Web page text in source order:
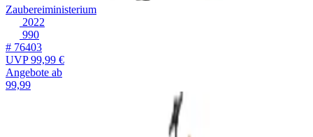
Zaubereiministerium
2022
990
# 76403
UVP99,99 €
Angebote ab
99,99